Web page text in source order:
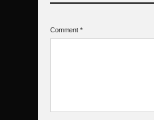
Comment *